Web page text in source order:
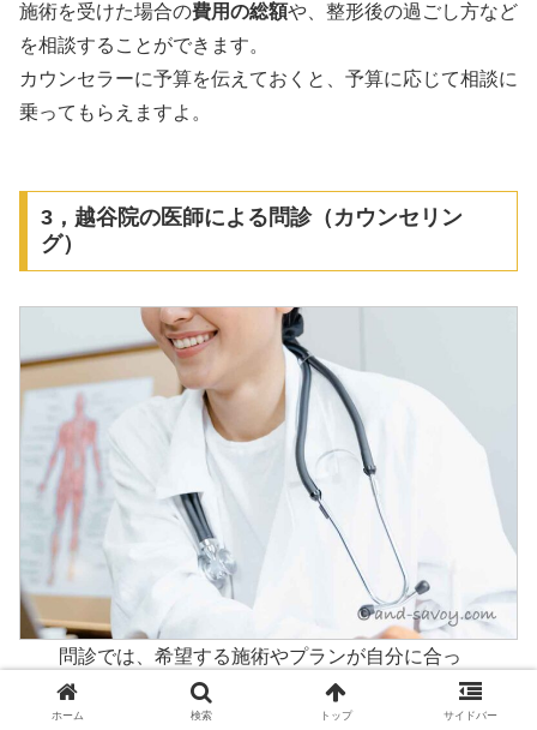
施術を受けた場合の費用の総額や、整形後の過ごし方など
を相談することができます。
カウンセラーに予算を伝えておくと、予算に応じて相談に
乗ってもらえますよ。
3，越谷院の医師による問診（カウンセリン
グ）
問診では、希望する施術やプランが自分に合っ
ているか、そして仕上がりのイメージを聞くこ
とができます。
ホーム 検索 トップ サイドバー